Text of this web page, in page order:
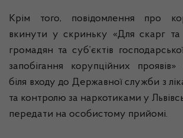
Крім того, повідомлення про
вкинути у скриньку «Для скарг та
громадян та суб’єктів
запобігання корупційних
біля входу до Державної служби з
та контролю за наркотиками у
передати на особистому прийомі.